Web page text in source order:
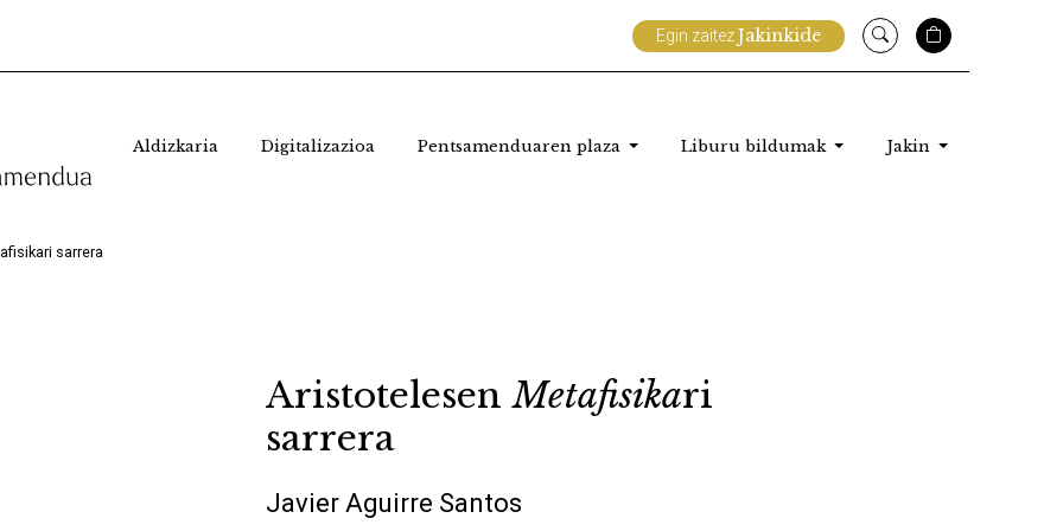
Egin zaitezJakinkide
Aldizkaria Digitalizazioa Pentsamenduaren plaza Liburu bildumak Jakin
sarrera
AristotelesenMetafisikari
sarrera
Javier Aguirre Santos